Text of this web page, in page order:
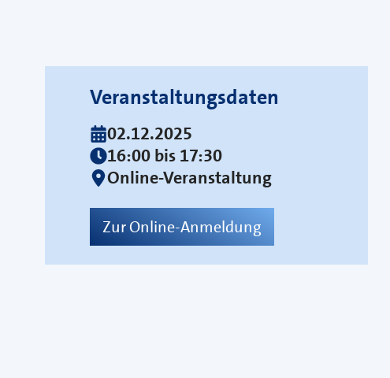
Veranstaltungsdaten
02.12.2025
16:00 bis 17:30
Online-Veranstaltung
Zur Online-Anmeldung